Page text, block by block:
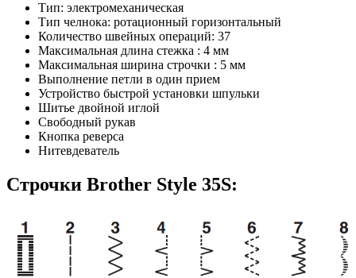
Тип: электромеханическая
Тип челнока: ротационный горизонтальный
Количество швейных операций: 37
Максимальная длина стежка : 4 мм
Максимальная ширина строчки : 5 мм
Выполнение петли в один прием
Устройство быстрой установки шпульки
Шитье двойной иглой
Свободный рукав
Кнопка реверса
Нитевдеватель
Строчки Brother Style 35S: